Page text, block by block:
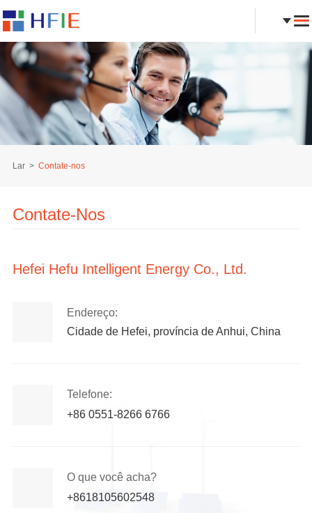
Lar Contate-nos
Contate-Nos
Hefei Hefu Intelligent Energy Co., Ltd.
Endereço:
Cidade de Hefei, província de Anhui, China
Telefone:
+86 0551-8266 6766
O que você acha?
+8618105602548